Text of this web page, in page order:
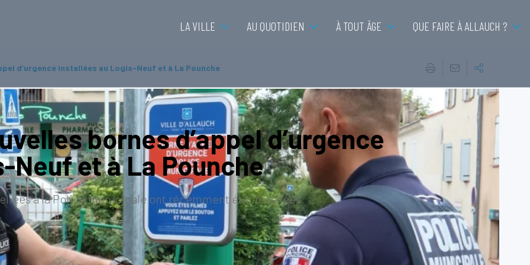
LA VILLE AU QUOTIDIEN À TOUT ÂGE QUE FAIRE À ALLAUCH ?
d’urgence installées au Logis-Neuf et à La Pounche
bornes d’appel d’urgence
et à La Pounche
à la Police municipale ont récemment été installées.